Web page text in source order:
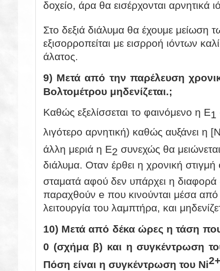
δοχείο, άρα θα εισέρχονται αρνητικά
Στο δεξιά διάλυμα θα έχουμε μείωση
εξισορροπείται με εισρροή ιόντων
άλατος.
9) Μετά από την παρέλευση
Βολτομέτρου μηδενίζεται.;
Καθώς εξελίσσεται το φαινόμενο η E1
λιγότερο αρνητική) καθώς αυξάνει η
άλλη μεριά η E2 συνεχώς θα
διάλυμα. Οταν έρθει η χρονική
σταματά αφού δεν υπάρχει η
παραχθούν e που κινούνται μέσα
λειτουργία του λαμπτήρα, και
10) Μετά από δέκα ώρες η τάση που
0 (σχήμα β) και η συγκέντρωση
Πόση είναι η συγκέντρωση του Ni2+